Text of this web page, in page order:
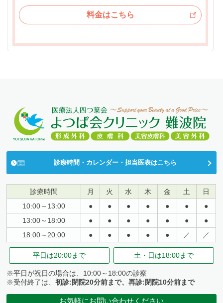
料金はこちら
診療時間・カレンダー・担当医表はこちら
診療時間 月 火 水 木 金 土
日
10:00～13:00
● ● ● ● ● ●
●
13:00～18:00
● ● ● ● ● ●
●
18:00～20:00
● ● ● ● ● ／ ／
平日は20:00まで 土・日は18:00まで
※平日が祝日の場合は、10:00～18:00の診察
※受付終了は、初診:閉院20分前まで、再診:閉院10分前まで
お気軽にお問い合わせください